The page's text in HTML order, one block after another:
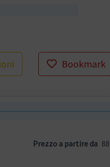
Bookmark
Prezzo a partire da